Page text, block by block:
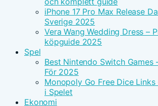
iPhone 17 Pro Max Release
Sverige 2025
Vera Wang Wedding Dress –
köpguide 2025
Spel
Best Nintendo Switch Games
För 2025
Monopoly Go Free Dice Links
i Spelet
Ekonomi